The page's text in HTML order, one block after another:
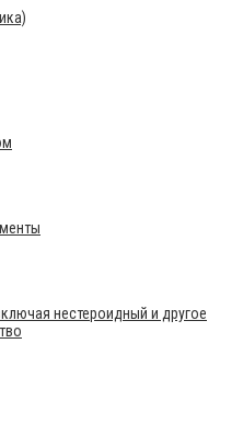
нестероидный и другое